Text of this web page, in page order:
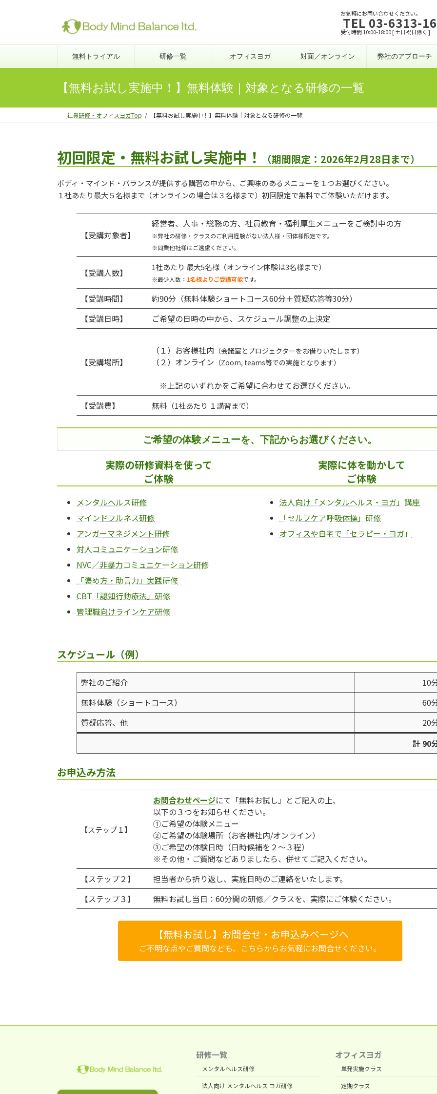
プ
動
お気軽にお問い合わせください。
TEL 03-6313-
受付時間 10:00-18:00 [ 土日祝日除く ]
無料トライアル 研修一覧 オフィスヨガ 対面／オンライン 弊社のアプローチ
【無料お試し実施中！】無料体験｜対象となる研修の一覧
社員研修・オフィスヨガTop 【無料お試し実施中！】無料体験｜対象となる研修の一覧
初回限定・無料お試し実施中！ （期間限定：2026年2月28日まで）
ボディ・マインド・バランスが提供する講習の中から、ご興味のあるメニューを１つお選びください。
１社あたり最大５名様まで（オンラインの場合は３名様まで）初回限定で無料でご体験いただけます。
【受講対象者】
経営者、人事・総務の方、社員教育・福利厚生メニューをご検討中の方
※弊社の研修・クラスのご利用経験がない法人様・団体様限定です。
※同業他社様はご遠慮ください。
【受講人数】 1社あたり 最大5名様（オンライン体験は3名様まで）
※最少人数： 1名様よりご受講可能です。
【受講時間】 約90分 （無料体験ショートコース60分＋質疑応答等30分）
【受講日時】
ご希望の日時の中から、スケジュール調整の上決定
【受講場所】
（１）お客様社内 （会議室とプロジェクターをお借りいたします）
（２）オンライン （Zoom, teams等での実施となります）
※上記のいずれかをご希望に合わせてお選びください。
【受講費】
無料 （1社あたり １講習まで）
ご希望の体験メニューを、下記からお選びください。
実際の研修資料を使って
ご体験
メンタルヘルス研修
マインドフルネス研修
アンガーマネジメント研修
対人コミュニケーション研修
NVC／非暴力コミュニケーション研修
「褒め方・助言力」実践研修
CBT「認知行動療法」研修
管理職向けラインケア研修
実際に体を動かして
ご体験
法人向け「メンタルヘルス・ヨガ」講座
「セルフケア呼吸体操」研修
オフィスや自宅で「セラピー・ヨガ」
スケジュール（例）
弊社のご紹介
10
無料体験（ショートコース）
60
質疑応答、他
20
計 90
お申込み方法
【ステップ１】
お問合わせページにて「無料お試し」とご記入の上、
以下の３つをお知らせください。
①ご希望の体験メニュー
②ご希望の体験場所（お客様社内/オンライン）
③ご希望の体験日時（日時候補を２～３程）
※その他・ご質問などありましたら、併せてご記入ください。
【ステップ２】
担当者から折り返し、実施日時のご連絡をいたします。
【ステップ３】
無料お試し当日：60分間の研修／クラスを、実際にご体験ください。
【無料お試し】お問合せ・お申込みページへ
ご不明な点やご質問なども、こちらからお気軽にお問合せください。
研修一覧
メンタルヘルス研修
法人向け メンタルヘルス ヨガ研修
オフィスヨガ
単発実施クラス
定期クラス